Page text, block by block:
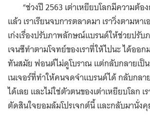
“ช่วงปี 2563 เต่าเหยียบโลกมีความต้อ
แล้ว เราเรียนจบการตลาดมา เราวิ่งตามหา
เก่งเรื่องปรับภาพลักษณ์แบรนด์ให้ช่วยปรั
เจนซีทำตามโจทย์ของเราที่ให้ไปนะ ได้ออก
ทันสมัย ฟอนต์ไม่ดูโบราณ แต่กลับกลายเป็น
เนเจอร์ที่ทำให้คนจดจำแบรนด์ได้ กลับกลา
ได้เลย และไม่ใช่ตัวตนของเต่าเหยียบโลก
ตัดสินใจยอมล้มโปรเจกต์นี้ และกลับมานั่ง